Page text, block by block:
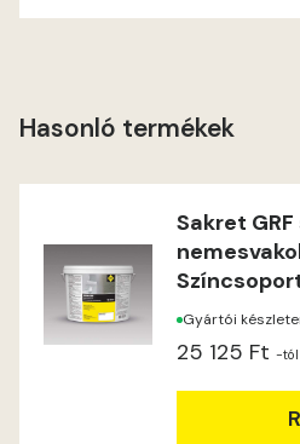
Lilac
Lime
Hasonló termékek
Sakret
Gyártói
25 125 Ft -tól